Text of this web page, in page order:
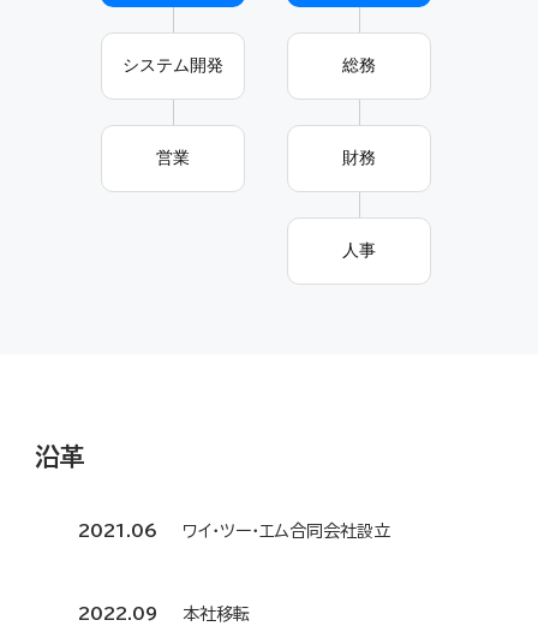
システム開発
営業
総務
財務
人事
沿革
2021.06 ワイ・ツー・エム合同会社設立
2022.09
本社移転